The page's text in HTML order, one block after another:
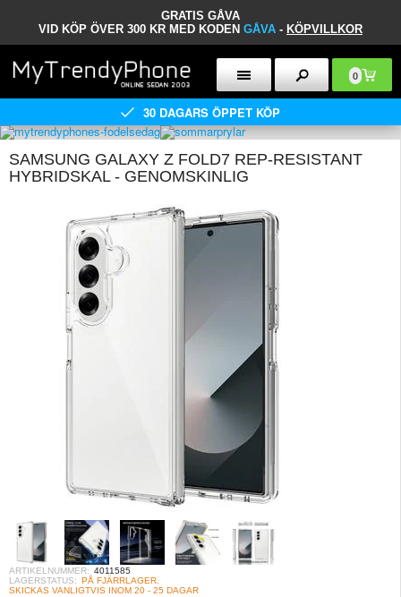
GRATIS GÅVA
VID KÖP ÖVER 300 KR MED KODEN GÅVA - KÖPVILLKOR
0
30 DAGARS ÖPPET KÖP
SAMSUNG GALAXY Z FOLD7 REP-RESISTANT
HYBRIDSKAL - GENOMSKINLIG
ARTIKELNUMMER: 4011585
LAGERSTATUS: PÅ FJÄRRLAGER.
SKICKAS VANLIGTVIS INOM 20 - 25 DAGAR